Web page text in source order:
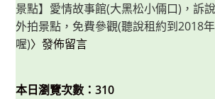
景點】愛情故事館(大黑松小倆口)，訴
外拍景點，免費參觀(聽說租約到2018
喔)〉發佈留言
本日瀏覽次數：310